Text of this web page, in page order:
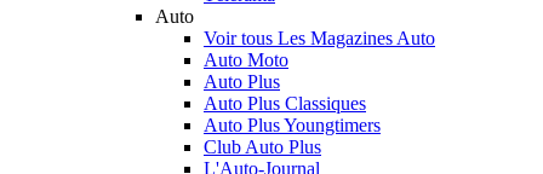
Auto
Voir tous Les Magazines Auto
Auto Moto
Auto Plus
Auto Plus Classiques
Auto Plus Youngtimers
Club Auto Plus
L'Auto-Journal